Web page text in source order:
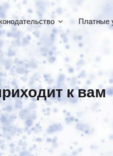
Платные
к вам